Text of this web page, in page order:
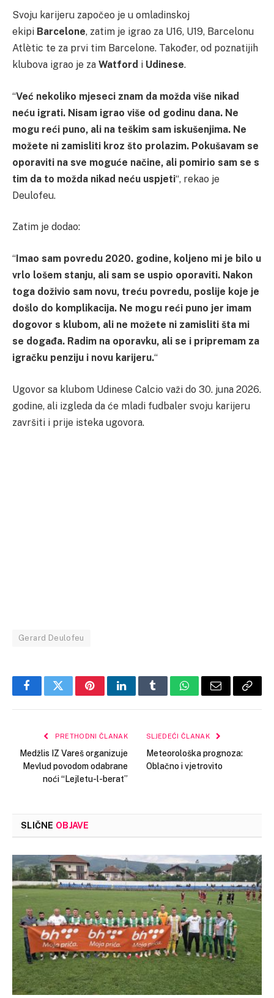
Svoju karijeru započeo je u omladinskoj
ekipi Barcelone, zatim je igrao za U16, U19, Barcelonu
Atlètic te za prvi tim Barcelone. Također, od poznatijih
klubova igrao je za Watford i Udinese.
“Već nekoliko mjeseci znam da možda više nikad
neću igrati. Nisam igrao više od godinu dana. Ne
mogu reći puno, ali na teškim sam iskušenjima. Ne
možete ni zamisliti kroz što prolazim. Pokušavam se
oporaviti na sve moguće načine, ali pomirio sam se s
tim da to možda nikad neću uspjeti“, rekao je
Deulofeu.
Zatim je dodao:
“Imao sam povredu 2020. godine, koljeno mi je bilo u
vrlo lošem stanju, ali sam se uspio oporaviti. Nakon
toga doživio sam novu, treću povredu, poslije koje je
došlo do komplikacija. Ne mogu reći puno jer imam
dogovor s klubom, ali ne možete ni zamisliti šta mi
se događa. Radim na oporavku, ali se i pripremam za
igračku penziju i novu karijeru.“
Ugovor sa klubom Udinese Calcio važi do 30. juna 2026.
godine, ali izgleda da će mladi fudbaler svoju karijeru
završiti i prije isteka ugovora.
Gerard Deulofeu
FacebookTwitterPinterestLinkedInTumblrWhatsApp
Email Copy
PRETHODNI ČLANAK
Medžlis IZ Vareš organizuje
Mevlud povodom odabrane
noći “Lejletu-l-berat”
SLJEDEĆI ČLANAK
Meteorološka prognoza:
Oblačno i vjetrovito
SLIČNE OBJAVE